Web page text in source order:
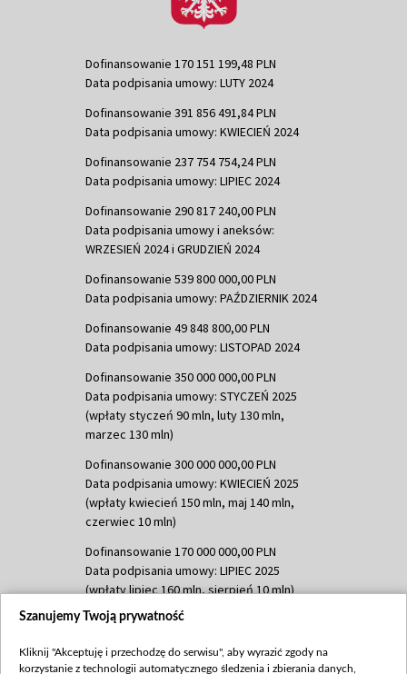
Dofinansowanie 170 151 199,48 PLN
Data podpisania umowy: LUTY 2024
Dofinansowanie 391 856 491,84 PLN
Data podpisania umowy: KWIECIEŃ 2024
Dofinansowanie 237 754 754,24 PLN
Data podpisania umowy: LIPIEC 2024
Dofinansowanie 290 817 240,00 PLN
Data podpisania umowy i aneksów:
WRZESIEŃ 2024 i GRUDZIEŃ 2024
Dofinansowanie 539 800 000,00 PLN
Data podpisania umowy: PAŹDZIERNIK 2024
Dofinansowanie 49 848 800,00 PLN
Data podpisania umowy: LISTOPAD 2024
Dofinansowanie 350 000 000,00 PLN
Data podpisania umowy: STYCZEŃ 2025
(wpłaty styczeń 90 mln, luty 130 mln,
marzec 130 mln)
Dofinansowanie 300 000 000,00 PLN
Data podpisania umowy: KWIECIEŃ 2025
(wpłaty kwiecień 150 mln, maj 140 mln,
czerwiec 10 mln)
Dofinansowanie 170 000 000,00 PLN
Data podpisania umowy: LIPIEC 2025
(wpłaty lipiec 160 mln, sierpień 10 mln)
Dofinansowanie 60 000 000,00 PLN
(wpłata wrzesień 60 mln)
Szanujemy Twoją prywatność
Kliknij "Akceptuję i przechodzę do serwisu", aby wyrazić zgody na
korzystanie z technologii automatycznego śledzenia i zbierania danych,